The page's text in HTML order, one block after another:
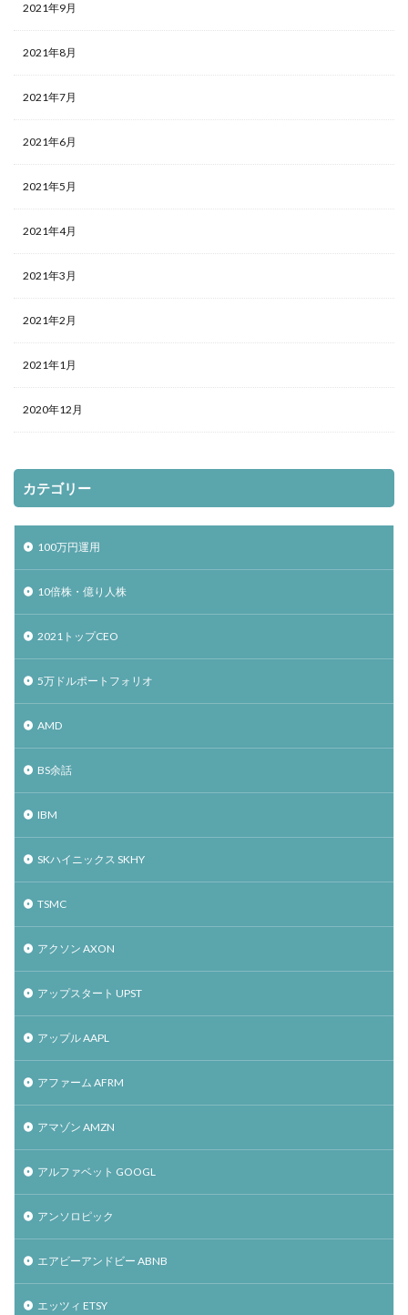
2021年9月
2021年8月
2021年7月
2021年6月
2021年5月
2021年4月
2021年3月
2021年2月
2021年1月
2020年12月
カテゴリー
100万円運用
10倍株・億り人株
2021トップCEO
5万ドルポートフォリオ
AMD
BS余話
IBM
SKハイニックス SKHY
TSMC
アクソン AXON
アップスタート UPST
アップル AAPL
アファーム AFRM
アマゾン AMZN
アルファベット GOOGL
アンソロピック
エアビーアンドビー ABNB
エッツィ ETSY